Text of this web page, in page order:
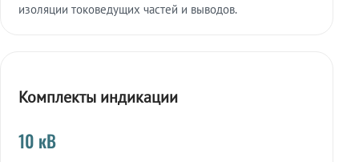
изоляции токоведущих частей и выводов.
Комплекты индикации
10 кВ